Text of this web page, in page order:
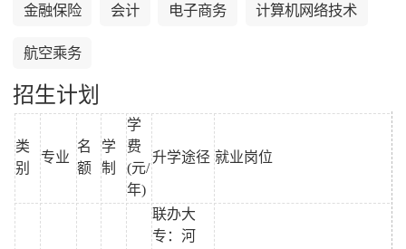
金融保险 会计 电子商务 计算机网络技术
航空乘务
招生计划
类
别
专业
名
额
学
制
学
费
(元/
年)
升学途径 就业岗位
联办大
专：河